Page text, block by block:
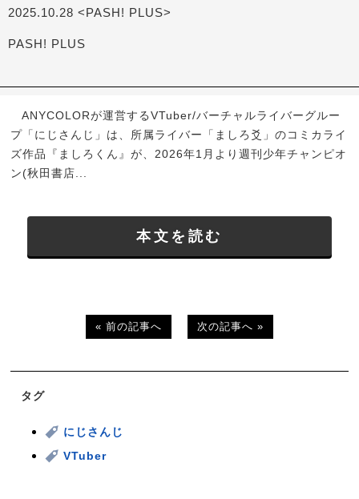
2025.10.28 <PASH! PLUS>
PASH! PLUS
ANYCOLORが運営するVTuber/バーチャルライバーグルー
プ「にじさんじ」は、所属ライバー「ましろ爻」のコミカライ
ズ作品『ましろくん』が、2026年1月より週刊少年チャンピオ
ン(秋田書店...
本文を読む
« 前の記事へ 次の記事へ »
タグ
にじさんじ
VTuber